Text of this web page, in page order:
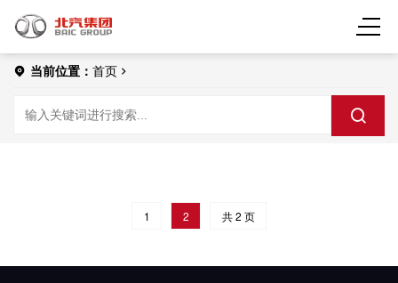
当前位置： 首页
1 2 共 2 页